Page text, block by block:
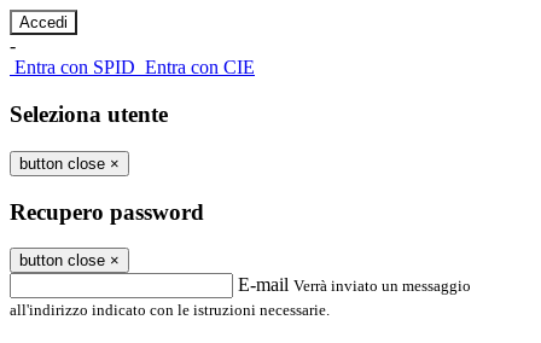
-
Entra con SPID Entra con CIE
Seleziona utente
button close ×
Recupero password
button close ×
E-mail Verrà inviato un messaggio
all'indirizzo indicato con le istruzioni necessarie.